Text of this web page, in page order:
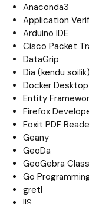
Anaconda3
Application
Arduino IDE
Cisco Packet
DataGrip
Dia (kendu soilik)
Docker Desktop
Entity
Firefox
Foxit PDF
Geany
GeoDa
GeoGebra
Go
gretl